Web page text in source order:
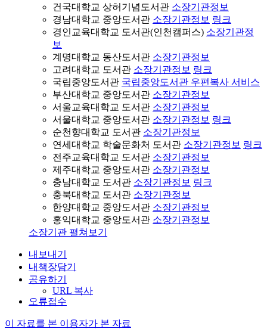
건국대학교 상허기념도서관 소장기관정보
경남대학교 중앙도서관 소장기관정보 링크
경인교육대학교 도서관(인천캠퍼스) 소장기관정
보
계명대학교 동산도서관 소장기관정보
고려대학교 도서관 소장기관정보 링크
국립중앙도서관 국립중앙도서관 우편복사 서비스
부산대학교 중앙도서관 소장기관정보
서울교육대학교 도서관 소장기관정보
서울대학교 중앙도서관 소장기관정보 링크
순천향대학교 도서관 소장기관정보
연세대학교 학술문화처 도서관 소장기관정보 링크
전주교육대학교 도서관 소장기관정보
제주대학교 중앙도서관 소장기관정보
충남대학교 도서관 소장기관정보 링크
충북대학교 도서관 소장기관정보
한양대학교 중앙도서관 소장기관정보
홍익대학교 중앙도서관 소장기관정보
소장기관 펼쳐보기
내보내기
내책장담기
공유하기
URL 복사
오류접수
이 자료를 본 이용자가 본 자료